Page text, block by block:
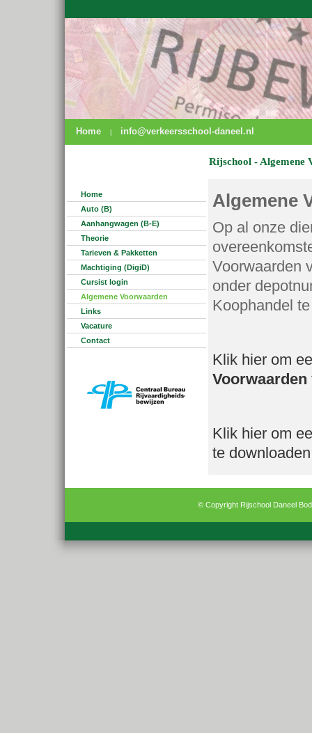
Home info@verkeersschool-daneel.nl
Rijschool - Algemene
Home
Auto (B)
Aanhangwagen (B-E)
Theorie
Tarieven & Pakketten
Machtiging (DigiD)
Cursist login
Algemene Voorwaarden
Links
Vacature
Contact
Algemene
Op al onze
Voorwaarden
onder
Koophandel
Klik hier om
Voorwaarden
Klik hier om
te
© Copyright Rijschool Daneel